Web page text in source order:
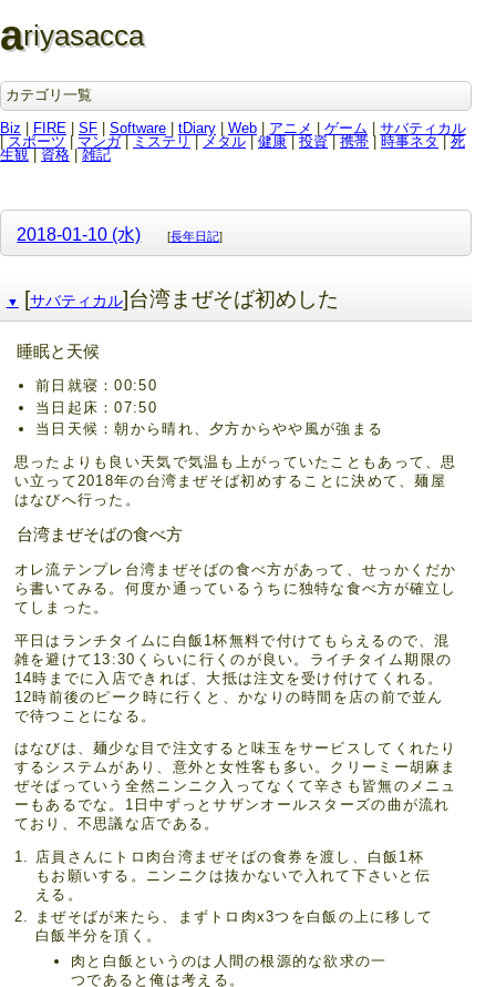
ariyasacca
カテゴリ一覧
Biz
FIRE SF Software tDiary Web アニメ ゲーム
サバティカル
スポーツ | マンガ| ミステリ メタル 健康 投資 携帯 | 時事ネタ
死
生観
資格| 雑記
2018-01-10 (水) [長年日記]
▼ [サバティカル]台湾まぜそば初めした
睡眠と天候
前日就寝：00:50
当日起床：07:50
当日天候：朝から晴れ、夕方からやや風が強まる
思ったよりも良い天気で気温も上がっていたこともあって、思
い立って2018年の台湾まぜそば初めすることに決めて、麺屋
はなびへ行った。
台湾まぜそばの食べ方
オレ流テンプレ台湾まぜそばの食べ方があって、せっかくだか
ら書いてみる。何度か通っているうちに独特な食べ方が確立し
てしまった。
平日はランチタイムに白飯1杯無料で付けてもらえるので、混
雑を避けて13:30くらいに行くのが良い。ライチタイム期限の
14時までに入店できれば、大抵は注文を受け付けてくれる。
12時前後のピーク時に行くと、かなりの時間を店の前で並ん
で待つことになる。
はなびは、麺少な目で注文すると味玉をサービスしてくれたり
するシステムがあり、意外と女性客も多い。クリーミー胡麻ま
ぜそばっていう全然ニンニク入ってなくて辛さも皆無のメニュ
ーもあるでな。1日中ずっとサザンオールスターズの曲が流れ
ており、不思議な店である。
店員さんにトロ肉台湾まぜそばの食券を渡し、白飯1杯
もお願いする。ニンニクは抜かないで入れて下さいと伝
える。
まぜそばが来たら、まずトロ肉x3つを白飯の上に移して
白飯半分を頂く。
肉と白飯というのは人間の根源的な欲求の一
つであると俺は考える。